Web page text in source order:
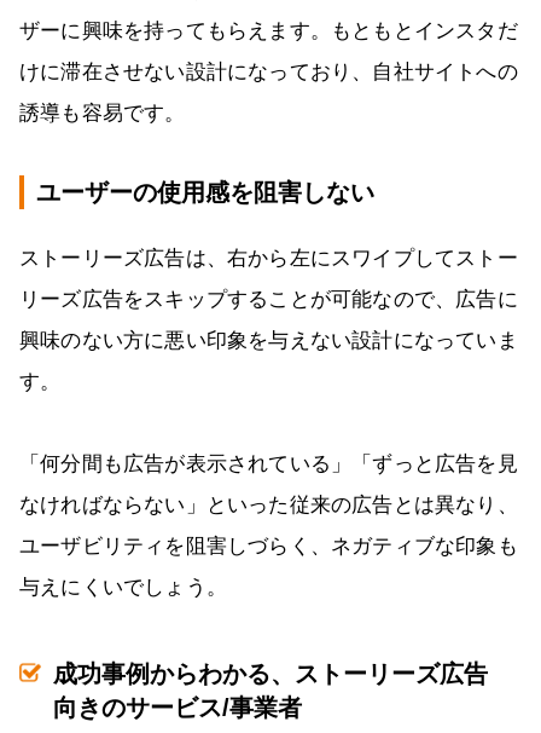
ザーに興味を持ってもらえます。もともとインスタだ
けに滞在させない設計になっており、自社サイトへの
誘導も容易です。
ユーザーの使用感を阻害しない
ストーリーズ広告は、右から左にスワイプしてストー
リーズ広告をスキップすることが可能なので、広告に
興味のない方に悪い印象を与えない設計になっていま
す。
「何分間も広告が表示されている」「ずっと広告を見
なければならない」といった従来の広告とは異なり、
ユーザビリティを阻害しづらく、ネガティブな印象も
与えにくいでしょう。
成功事例からわかる、ストーリーズ広告
向きのサービス/事業者